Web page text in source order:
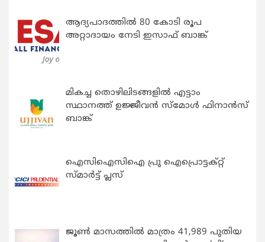
ആദ്യപാദത്തിൽ 80 കോടി രൂപ
അറ്റാദായം നേടി ഇസാഫ് ബാങ്ക്
മികച്ച തൊഴിലിടങ്ങളിൽ എട്ടാം
സ്ഥാനത്ത് ഉജ്ജീവൻ സ്മോൾ ഫിനാൻസ്
ബാങ്ക്
ഐസിഐസിഐ പ്രു ഐപ്രൊട്ടക്റ്റ്
സ്മാർട്ട് പ്ലസ്
ജൂൺ മാസത്തിൽ മാത്രം 41,989 പുതിയ